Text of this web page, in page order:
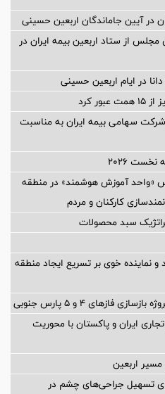
در آیین جاماندگان اربعین حسینی
از ستاد اربعین بیمه ایران در
در ایام اربعین حسینی
کرد
سهامی بیمه ایران به مناسبت
۲۰۲۶
«واحد آموزش هوشمند» در منطقه
کارکنان و مردم
سبد محصولات
و نماینده خوی بر تسریع ایجاد منطقه
فازهای ۴ و ۵ پارس جنوبی
ایران و پاکستان با محوریت
اربعین
تسهیل جراحی‌های چشم در